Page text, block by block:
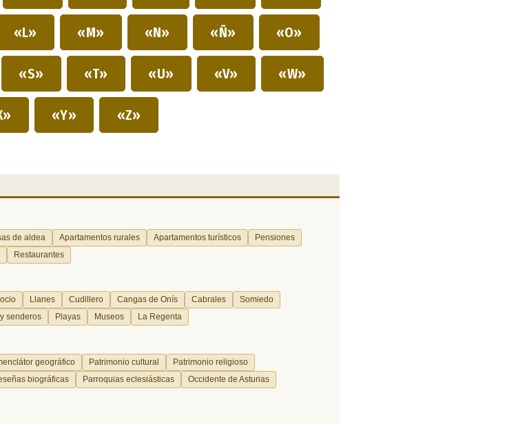
«L» «M» «N» «Ñ» «O»
«S» «T» «U» «V» «W»
«Y» «Z»